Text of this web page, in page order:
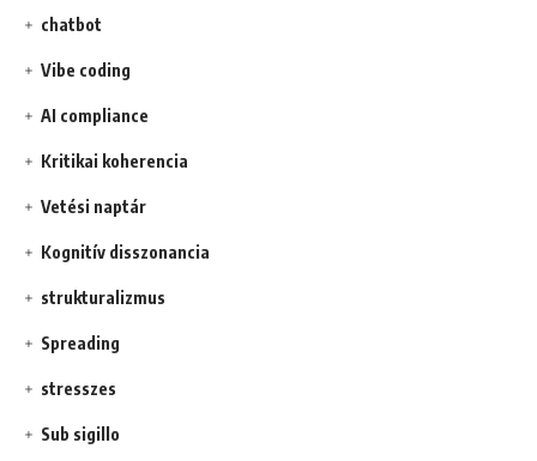
chatbot
Vibe coding
AI compliance
Kritikai koherencia
Vetési naptár
Kognitív disszonancia
strukturalizmus
Spreading
stresszes
Sub sigillo